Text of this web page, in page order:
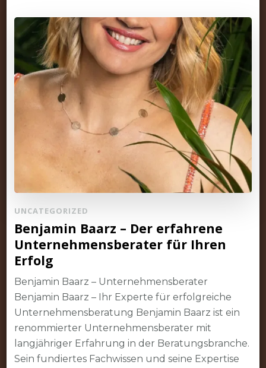
UNCATEGORIZED
Benjamin Baarz – Der erfahrene
Unternehmensberater für Ihren
Erfolg
Benjamin Baarz – Unternehmensberater
Benjamin Baarz – Ihr Experte für erfolgreiche
Unternehmensberatung Benjamin Baarz ist ein
renommierter Unternehmensberater mit
langjähriger Erfahrung in der Beratungsbranche.
Sein fundiertes Fachwissen und seine Expertise